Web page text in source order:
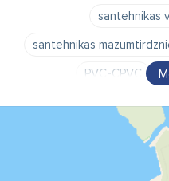
santehnikas
santehnikas
PVC-CPVC